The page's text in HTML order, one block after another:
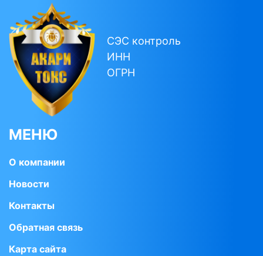
СЭС контроль
ИНН
ОГРН
МЕНЮ
О компании
Новости
Контакты
Обратная связь
Карта сайта